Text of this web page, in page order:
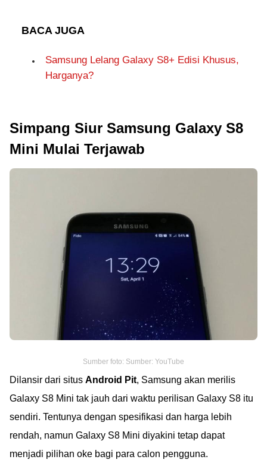
BACA JUGA
Samsung Lelang Galaxy S8+ Edisi Khusus,
Harganya?
Simpang Siur Samsung Galaxy S8
Mini Mulai Terjawab
Sumber foto: Sumber: YouTube
Dilansir dari situs Android Pit, Samsung akan merilis
Galaxy S8 Mini tak jauh dari waktu perilisan Galaxy S8 itu
sendiri. Tentunya dengan spesifikasi dan harga lebih
rendah, namun Galaxy S8 Mini diyakini tetap dapat
menjadi pilihan oke bagi para calon pengguna.